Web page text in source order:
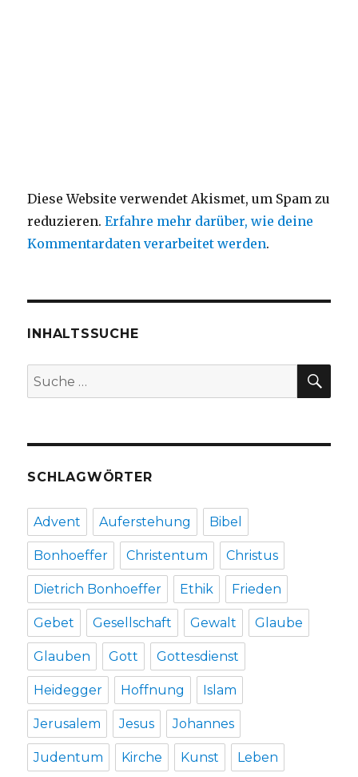
Diese Website verwendet Akismet, um Spam zu
reduzieren.Erfahre mehr darüber, wie deine
Kommentardaten verarbeitet werden.
INHALTSSUCHE
Suche
nach:
SCHLAGWÖRTER
Advent Auferstehung Bibel
Bonhoeffer Christentum Christus
Dietrich Bonhoeffer Ethik Frieden
Gebet Gesellschaft Gewalt Glaube
Glauben Gott Gottesdienst
Heidegger Hoffnung Islam
Jerusalem Jesus Johannes
Judentum Kirche Kunst Leben